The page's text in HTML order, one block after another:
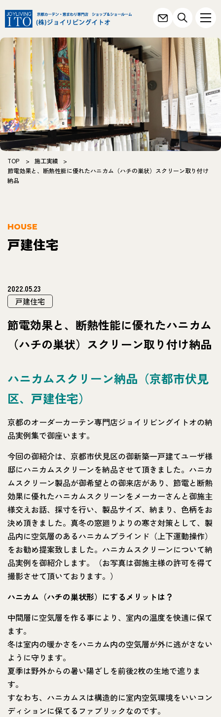
TOP > 施工実績
>
節電効果と、断熱性能に優れたハニカム（ハチの巣状）スクリーン取り付け
納品
HOUSE
戸建住宅
2022.05.23
戸建住宅
節電効果と、断熱性能に優れたハニカム
（ハチの巣状）スクリーン取り付け納品
ハニカムスクリーン納品（京都市伏見
区、戸建住宅）
京都のオーダーカーテン専門店ジョイリビングイトオの納
品実例集で御座います。
今回の御紹介は、京都市伏見区の御新築一戸建てユーザ様
邸にハニカムスクリーンを納品させて頂きました。ハニカ
ムスクリーン製品が御希望との御来店があり、節電と断熱
効果に優れたハニカムスクリーンをメーカーさんと御施主
様交えお話、採寸を行い、製品サイズ、納まり、色柄をお
決め頂きました。真冬の窓廻りよりの寒さ対策として、製
品内に空気層のあるハニカムブラインド（上下運動操作）
をお勧め提案致しました。ハニカムスクリーンについて納
品実例を御紹介します。（お写真は御施主様の許可を得て
撮影させて頂いております。）
ハニカム（ハチの巣状形）にするメリットは？
中間層に空気層を作る事により、室内の温度を快適に保て
ます。
冬は室内の暖かさをハニカム内の空気層が外に逃がさない
ように守ります。
夏季は野外からの暑い陽ざしを前後2枚の生地で遮りま
す。
すなわち、ハニカムスは構造的に室内空気環境をいいコン
ディションに保てるファブリックなのです。